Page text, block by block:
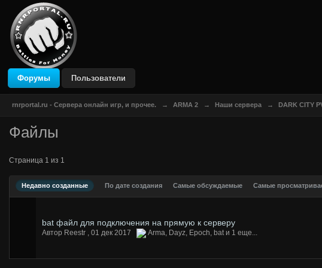
DustBlue IPB Skin
Форумы Пользователи
rnrportal.ru - Сервера онлайн игр, и прочее. → ARMA 2 → Наши сервера → DARK CITY
Файлы
Страница 1 из 1
Недавно созданные По дате создания Самые обсуждаемые Самые
bat файл для подключения на прямую к серверу
Автор Reestr , 01 дек 2017 Arma, Dayz, Epoch, bat и 1 еще...